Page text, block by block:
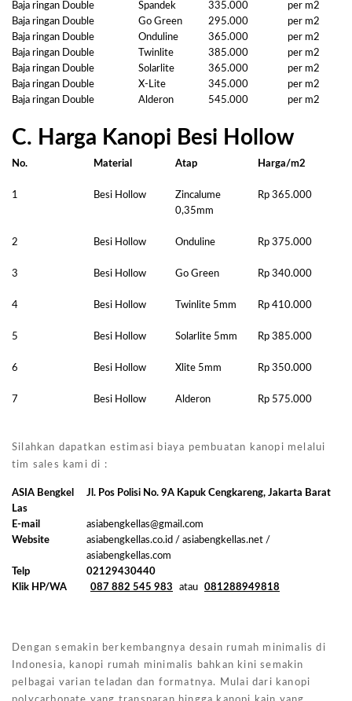
Baja ringan Double
Spandek 335.000
per m2
Baja ringan Double
Go Green 295.000
per m2
Baja ringan Double
Onduline 365.000
per m2
Baja ringan Double
Twinlite 385.000
per m2
Baja ringan Double
Solarlite 365.000
per m2
Baja ringan Double
X-Lite 345.000
per m2
Baja ringan Double
Alderon 545.000 per m2
C. Harga Kanopi Besi Hollow
No. Material Atap Harga/m2
1 Besi Hollow
Zincalume
0,35mm
Rp 365.000
2 Besi Hollow Onduline Rp 375.000
3 Besi Hollow Go Green Rp 340.000
4 Besi Hollow Twinlite 5mm Rp 410.000
5 Besi Hollow Solarlite 5mm Rp 385.000
6 Besi Hollow Xlite 5mm Rp 350.000
7 Besi Hollow Alderon Rp 575.000
Silahkan dapatkan estimasi biaya pembuatan kanopi melalui
tim sales kami di :
ASIA Bengkel
Las
Jl. Pos Polisi No. 9A Kapuk Cengkareng, Jakarta Barat
E-mail
asiabengkellas@gmail.com
Website
asiabengkellas.co.id / asiabengkellas.net /
asiabengkellas.com
Telp
02129430440
Klik HP/WA
087 882 545 983 atau 081288949818
Dengan semakin berkembangnya desain rumah minimalis di
Indonesia, kanopi rumah minimalis bahkan kini semakin
pelbagai varian teladan dan formatnya. Mulai dari kanopi